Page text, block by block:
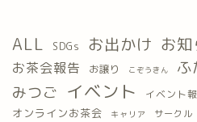
ALL SDGs お出かけ お知
お茶会報告 お譲り こぞうきん ふ
みつご イベント イベント
オンラインお茶会 キャリア サークル